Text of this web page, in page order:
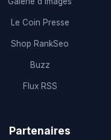
Le Coin Presse
Shop RankSeo
Buzz
Flux RSS
Partenaires